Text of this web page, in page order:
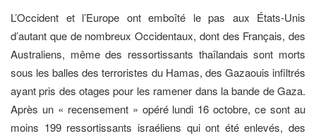
L’Occident et l’Europe ont emboîté le pas aux États-Unis
d’autant que de nombreux Occidentaux, dont des Français, des
Australiens, même des ressortissants thaïlandais sont morts
sous les balles des terroristes du Hamas, des Gazaouis infiltrés
ayant pris des otages pour les ramener dans la bande de Gaza.
Après un « recensement » opéré lundi 16 octobre, ce sont au
moins 199 ressortissants israéliens qui ont été enlevés, des